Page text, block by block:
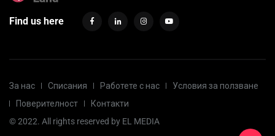
Find us here
За нас Списания Работете с нас
Условия за ползване
Поверителност
Контакти
© 2022. All rights reserved by EL MEDIA